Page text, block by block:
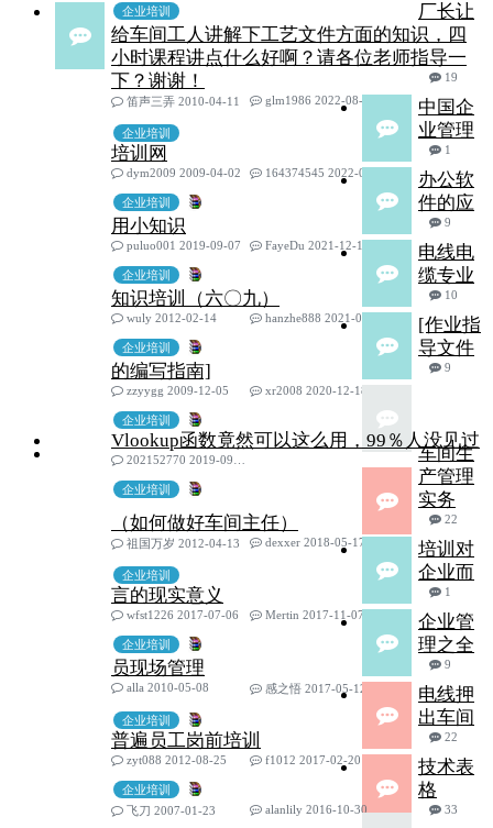
企业培训
厂长让
给车间工人讲解下工艺文件方面的知识，四
小时课程讲点什么好啊？请各位老师指导一
下？谢谢！
19
笛声三弄 2010-04-11
glm1986 2022-08-23
企业培训
中国企
业管理
培训网
1
dym2009 2009-04-02
164374545 2022-03-06
企业培训
办公软
件的应
用小知识
9
puluo001 2019-09-07
FayeDu 2021-12-14
企业培训
电线电
缆专业
知识培训（六〇九）
10
wuly 2012-02-14
hanzhe888 2021-01-29
企业培训
[作业指
导文件
的编写指南]
9
zzyygg 2009-12-05
xr2008 2020-12-18
企业培训
Vlookup函数竟然可以这么用，99％人没见过
202152770 2019-09-21
企业培训
车间生
产管理
实务
（如何做好车间主任）
22
祖国万岁 2012-04-13
dexxer 2018-05-17
企业培训
培训对
企业而
言的现实意义
1
wfst1226 2017-07-06
Mertin 2017-11-07
企业培训
企业管
理之全
员现场管理
9
alla 2010-05-08
感之悟 2017-05-12
企业培训
电线押
出车间
普遍员工岗前培训
22
zyt088 2012-08-25
f1012 2017-02-20
企业培训
技术表
格
33
飞刀 2007-01-23 alanlily 2016-10-30